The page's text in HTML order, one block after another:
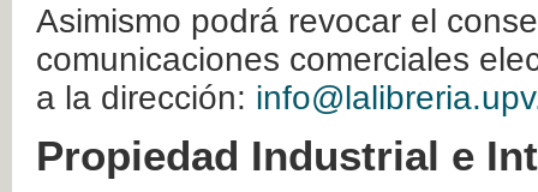
Asimismo podrá revocar el
comunicaciones comerciales
a la dirección:
Propiedad Industrial e